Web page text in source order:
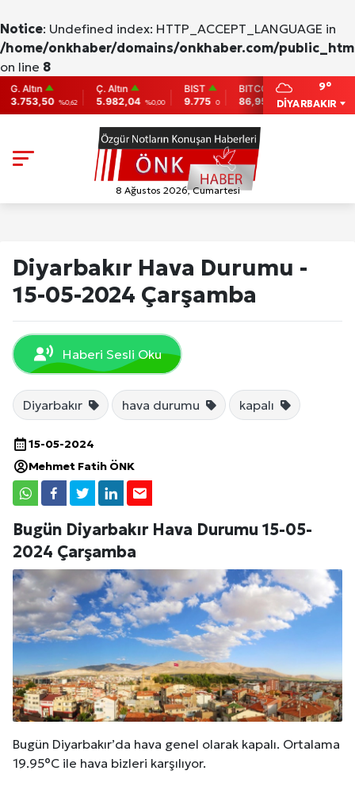
Notice: Undefined index: HTTP_ACCEPT_LANGUAGE in
/home/onkhaber/domains/onkhaber.com/
on line 8
%0,62
Ç. Altın
5.982,04 %0,00
BIST
9.775
0
BITCOIN
86,956.742
-0.31
2,007.26
DİYARBAKIR
9°
8 Ağustos 2026, Cumartesi
Diyarbakır Hava Durumu -
15-05-2024 Çarşamba
Haberi Sesli Oku
Diyarbakır hava durumu kapalı
15-05-2024
Mehmet Fatih ÖNK
Bugün Diyarbakır Hava Durumu 15-05-
2024 Çarşamba
Bugün Diyarbakır’da hava genel olarak kapalı. Ortalama
19.95°C ile hava bizleri karşılıyor.